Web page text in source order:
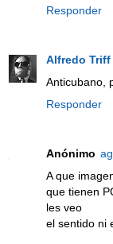
Responder
Alfredo Triff
Anticubano,
Responder
Anónimo
A que
que tienen
les veo
el sentido ni